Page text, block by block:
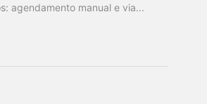
agendamento manual e via...